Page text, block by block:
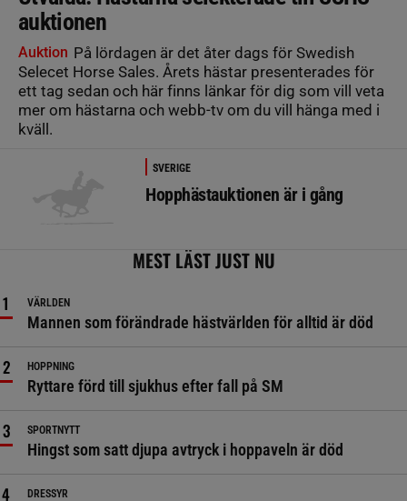
auktionen
Auktion På lördagen är det åter dags för Swedish
Selecet Horse Sales. Årets hästar presenterades för
ett tag sedan och här finns länkar för dig som vill veta
mer om hästarna och webb-tv om du vill hänga med i
kväll.
SVERIGE
Hopphästauktionen är i gång
MEST LÄST JUST NU
VÄRLDEN
Mannen som förändrade hästvärlden för alltid är död
HOPPNING
Ryttare förd till sjukhus efter fall på SM
SPORTNYTT
Hingst som satt djupa avtryck i hoppaveln är död
DRESSYR